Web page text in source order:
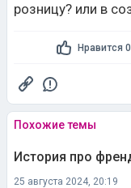
розницу? или в
Нравится 0
Похожие темы
История про
25 августа 2024, 20:19